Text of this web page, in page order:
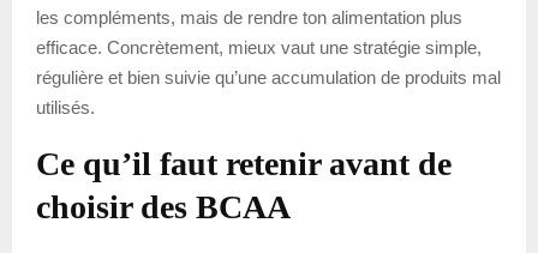
les compléments, mais de rendre ton alimentation plus
efficace. Concrètement, mieux vaut une stratégie simple,
régulière et bien suivie qu’une accumulation de produits mal
utilisés.
Ce qu’il faut retenir avant de
choisir des BCAA